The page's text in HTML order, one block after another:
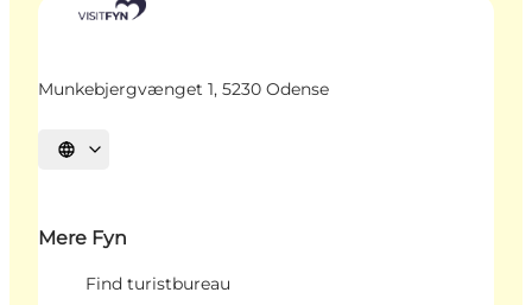
Munkebjergvænget 1, 5230 Odense
Vælg sprog
Mere Fyn
Find turistbureau